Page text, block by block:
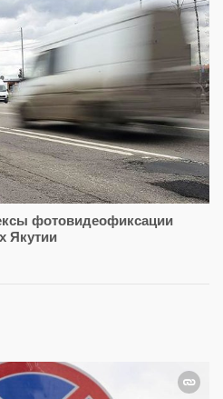
фотовидеофиксации
Якутии